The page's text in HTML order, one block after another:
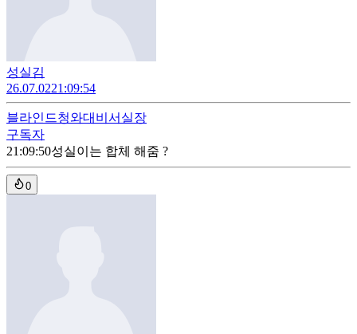
성실김
26.07.0221:09:54
블라인드청와대비서실장
구독자
21:09:50성실이는 합체 해줌 ?
0